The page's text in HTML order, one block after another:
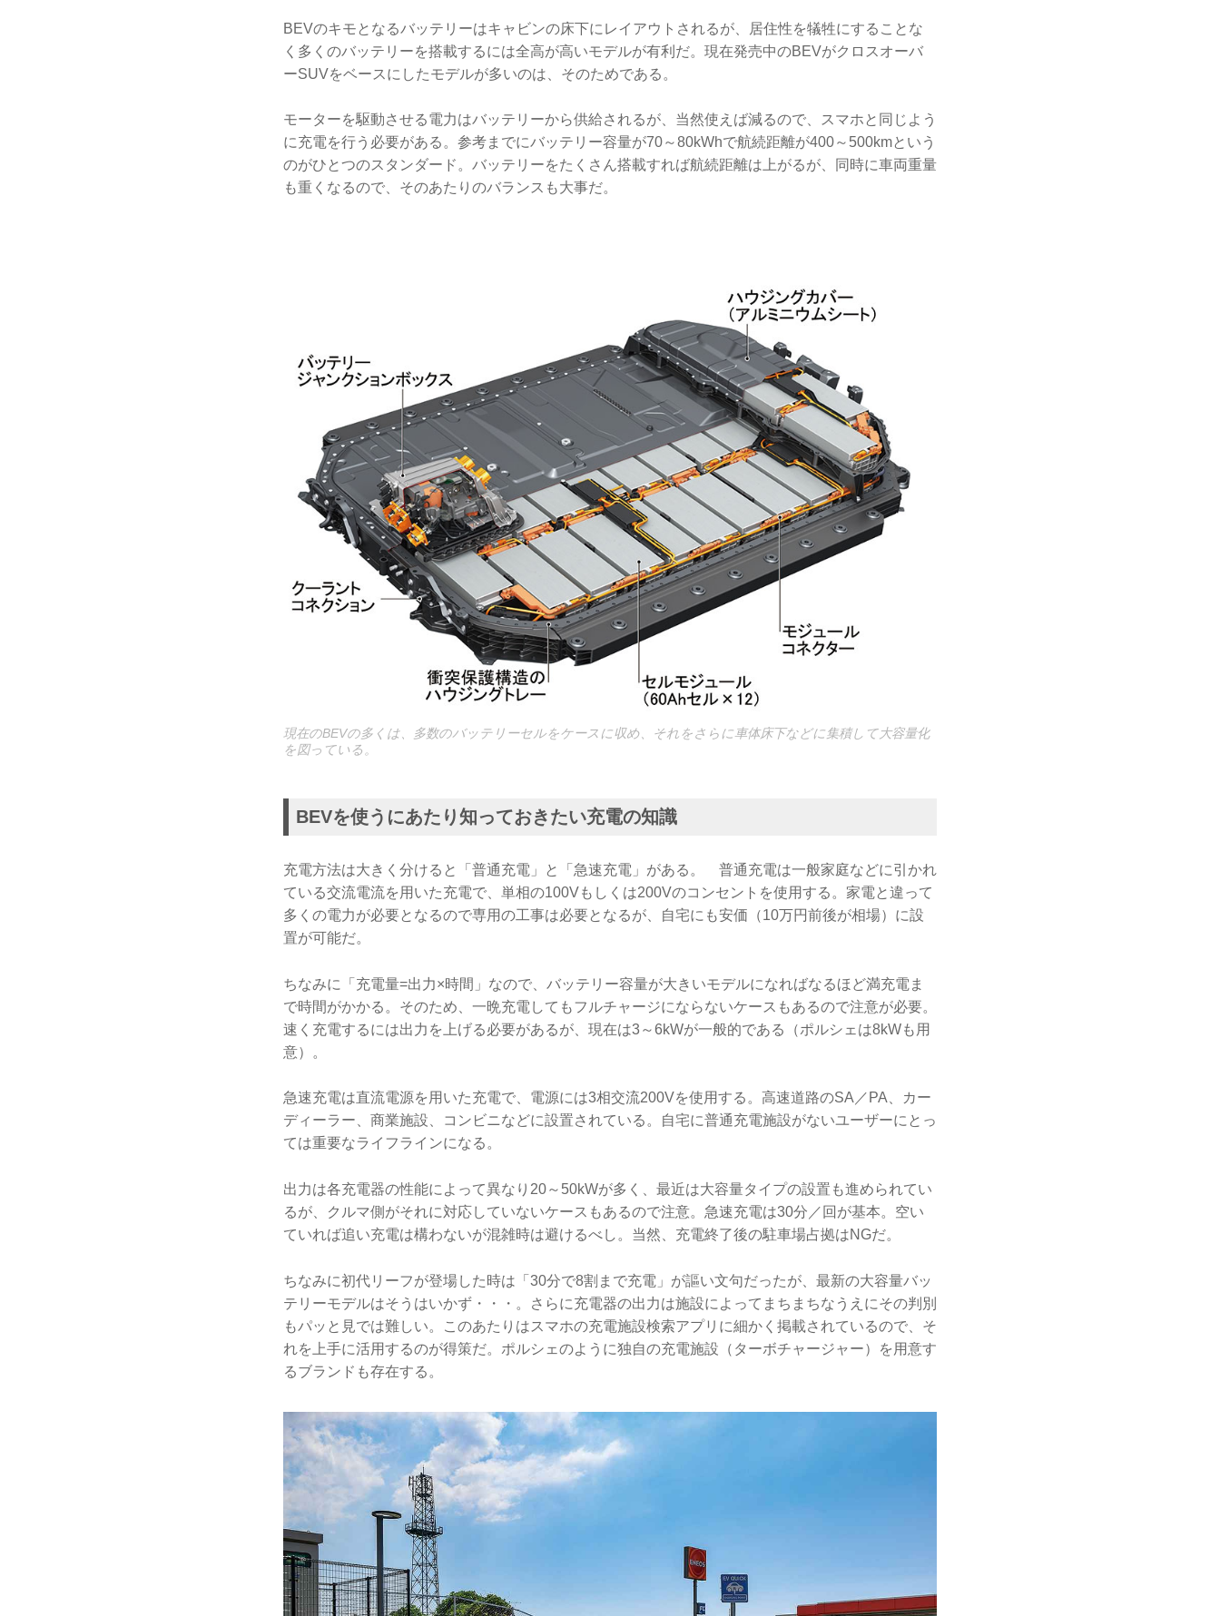
BEVのキモとなるバッテリーはキャビンの床下にレイアウトされるが、居住性を犠牲にすることな
く多くのバッテリーを搭載するには全高が高いモデルが有利だ。現在発売中のBEVがクロスオーバ
ーSUVをベースにしたモデルが多いのは、そのためである。
モーターを駆動させる電力はバッテリーから供給されるが、当然使えば減るので、スマホと同じよう
に充電を行う必要がある。参考までにバッテリー容量が70～80kWhで航続距離が400～500kmという
のがひとつのスタンダード。バッテリーをたくさん搭載すれば航続距離は上がるが、同時に車両重量
も重くなるので、そのあたりのバランスも大事だ。
現在のBEVの多くは、多数のバッテリーセルをケースに収め、それをさらに車体床下などに集積して大容量化
を図っている。
BEVを使うにあたり知っておきたい充電の知識
充電方法は大きく分けると「普通充電」と「急速充電」がある。 普通充電は一般家庭などに引かれ
ている交流電流を用いた充電で、単相の100Vもしくは200Vのコンセントを使用する。家電と違って
多くの電力が必要となるので専用の工事は必要となるが、自宅にも安価（10万円前後が相場）に設
置が可能だ。
ちなみに「充電量=出力×時間」なので、バッテリー容量が大きいモデルになればなるほど満充電ま
で時間がかかる。そのため、一晩充電してもフルチャージにならないケースもあるので注意が必要。
速く充電するには出力を上げる必要があるが、現在は3～6kWが一般的である（ポルシェは8kWも用
意）。
急速充電は直流電源を用いた充電で、電源には3相交流200Vを使用する。高速道路のSA／PA、カー
ディーラー、商業施設、コンビニなどに設置されている。自宅に普通充電施設がないユーザーにとっ
ては重要なライフラインになる。
出力は各充電器の性能によって異なり20～50kWが多く、最近は大容量タイプの設置も進められてい
るが、クルマ側がそれに対応していないケースもあるので注意。急速充電は30分／回が基本。空い
ていれば追い充電は構わないが混雑時は避けるべし。当然、充電終了後の駐車場占拠はNGだ。
ちなみに初代リーフが登場した時は「30分で8割まで充電」が謳い文句だったが、最新の大容量バッ
テリーモデルはそうはいかず・・・。さらに充電器の出力は施設によってまちまちなうえにその判別
もパッと見では難しい。このあたりはスマホの充電施設検索アプリに細かく掲載されているので、そ
れを上手に活用するのが得策だ。ポルシェのように独自の充電施設（ターボチャージャー）を用意す
るブランドも存在する。